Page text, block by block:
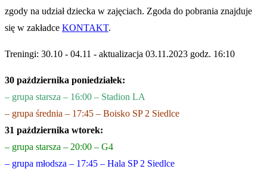
zgody na udział dziecka w zajęciach. Zgoda do pobrania znajduje
się w zakładce KONTAKT.
Treningi: 30.10 - 04.11 - aktualizacja 03.11.2023 godz. 16:10
30 października poniedziałek:
– grupa starsza – 16:00 – Stadion LA
– grupa średnia – 17:45 – Boisko SP 2 Siedlce
31 października wtorek:
– grupa starsza – 20:00 – G4
– grupa młodsza – 17:45 – Hala SP 2 Siedlce